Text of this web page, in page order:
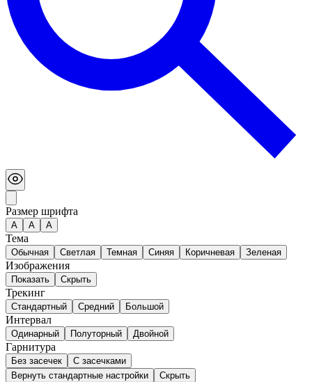
Размер шрифта
А A A
Тема
Обычная Светлая Темная Синяя Коричневая Зеленая
Изображения
Показать Скрыть
Трекинг
Стандартный Средний Большой
Интервал
Одинарный Полуторный Двойной
Гарнитура
Без засечек
С засечками
Вернуть стандартные настройки
Скрыть